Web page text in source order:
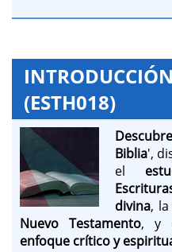
(ESTH018)
Descubre
Biblia',
el
divina,
Nuevo Testamento, y
enfoque crítico y